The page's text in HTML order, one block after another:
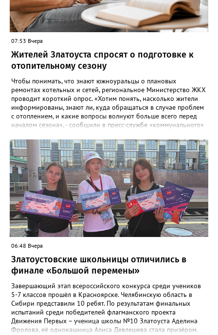
07:53 Вчера
Жителей Златоуста спросят о подготовке к
отопительному сезону
Чтобы понимать, что знают южноуральцы о плановых
ремонтах котельных и сетей, региональное Министерство ЖКХ
проводит короткий опрос. «Хотим понять, насколько жители
информированы, знают ли, куда обращаться в случае проблем
с отоплением, и какие вопросы волнуют больше всего перед
началом сезона», - сообщили в пресс-службе «коммунального»
6 вопросов. Южноуральцам, например, предлагают поделиться
опасениями, мучающими их накануне зимы. Среди вариантов:
своевременное начало отопительного сезона, температура в
квартире, возможные аварии и перебои, размер платы за
отопление. А также поставить оценку работе управляющей
компании – в диапазоне от «Безусловно хорошо» до
«Безусловно плохо». «Опрос займет всего пару минут, но ваши
ответы помогут обратить внимание на темы, которые
действительно важны для людей», - утверждают в
министерстве.
06:48 Вчера
Златоустовские школьницы отличились в
финале «Большой перемены»
Завершающий этап всероссийского конкурса среди учеников
5-7 классов прошёл в Красноярске. Челябинскую область в
Сибири представили 10 ребят. По результатам финальных
испытаний среди победителей флагманского проекта
Движения Первых – ученица школы №10 Златоуста Аделина
Фролова, её однокашница Алиса Девлешева стала призёром.